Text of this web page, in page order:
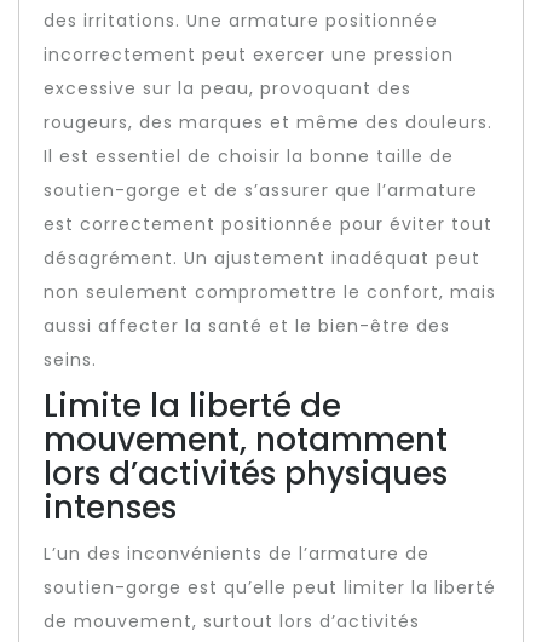
des irritations. Une armature positionnée
incorrectement peut exercer une pression
excessive sur la peau, provoquant des
rougeurs, des marques et même des douleurs.
Il est essentiel de choisir la bonne taille de
soutien-gorge et de s’assurer que l’armature
est correctement positionnée pour éviter tout
désagrément. Un ajustement inadéquat peut
non seulement compromettre le confort, mais
aussi affecter la santé et le bien-être des
seins.
Limite la liberté de
mouvement, notamment
lors d’activités physiques
intenses
L’un des inconvénients de l’armature de
soutien-gorge est qu’elle peut limiter la liberté
de mouvement, surtout lors d’activités